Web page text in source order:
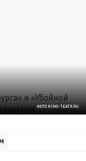
ФОТО KINO-TEATR.RU